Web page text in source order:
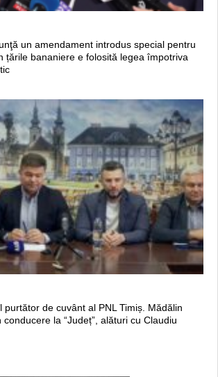
un amendament introdus special pentru
țările bananiere e folosită legea împotriva
purtător de cuvânt al PNL Timiș. Mădălin
la “Județ”, alături cu Claudiu